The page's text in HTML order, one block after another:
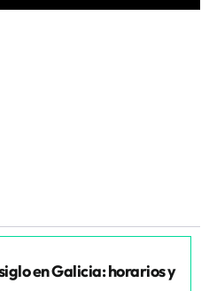
en Galicia: horarios y